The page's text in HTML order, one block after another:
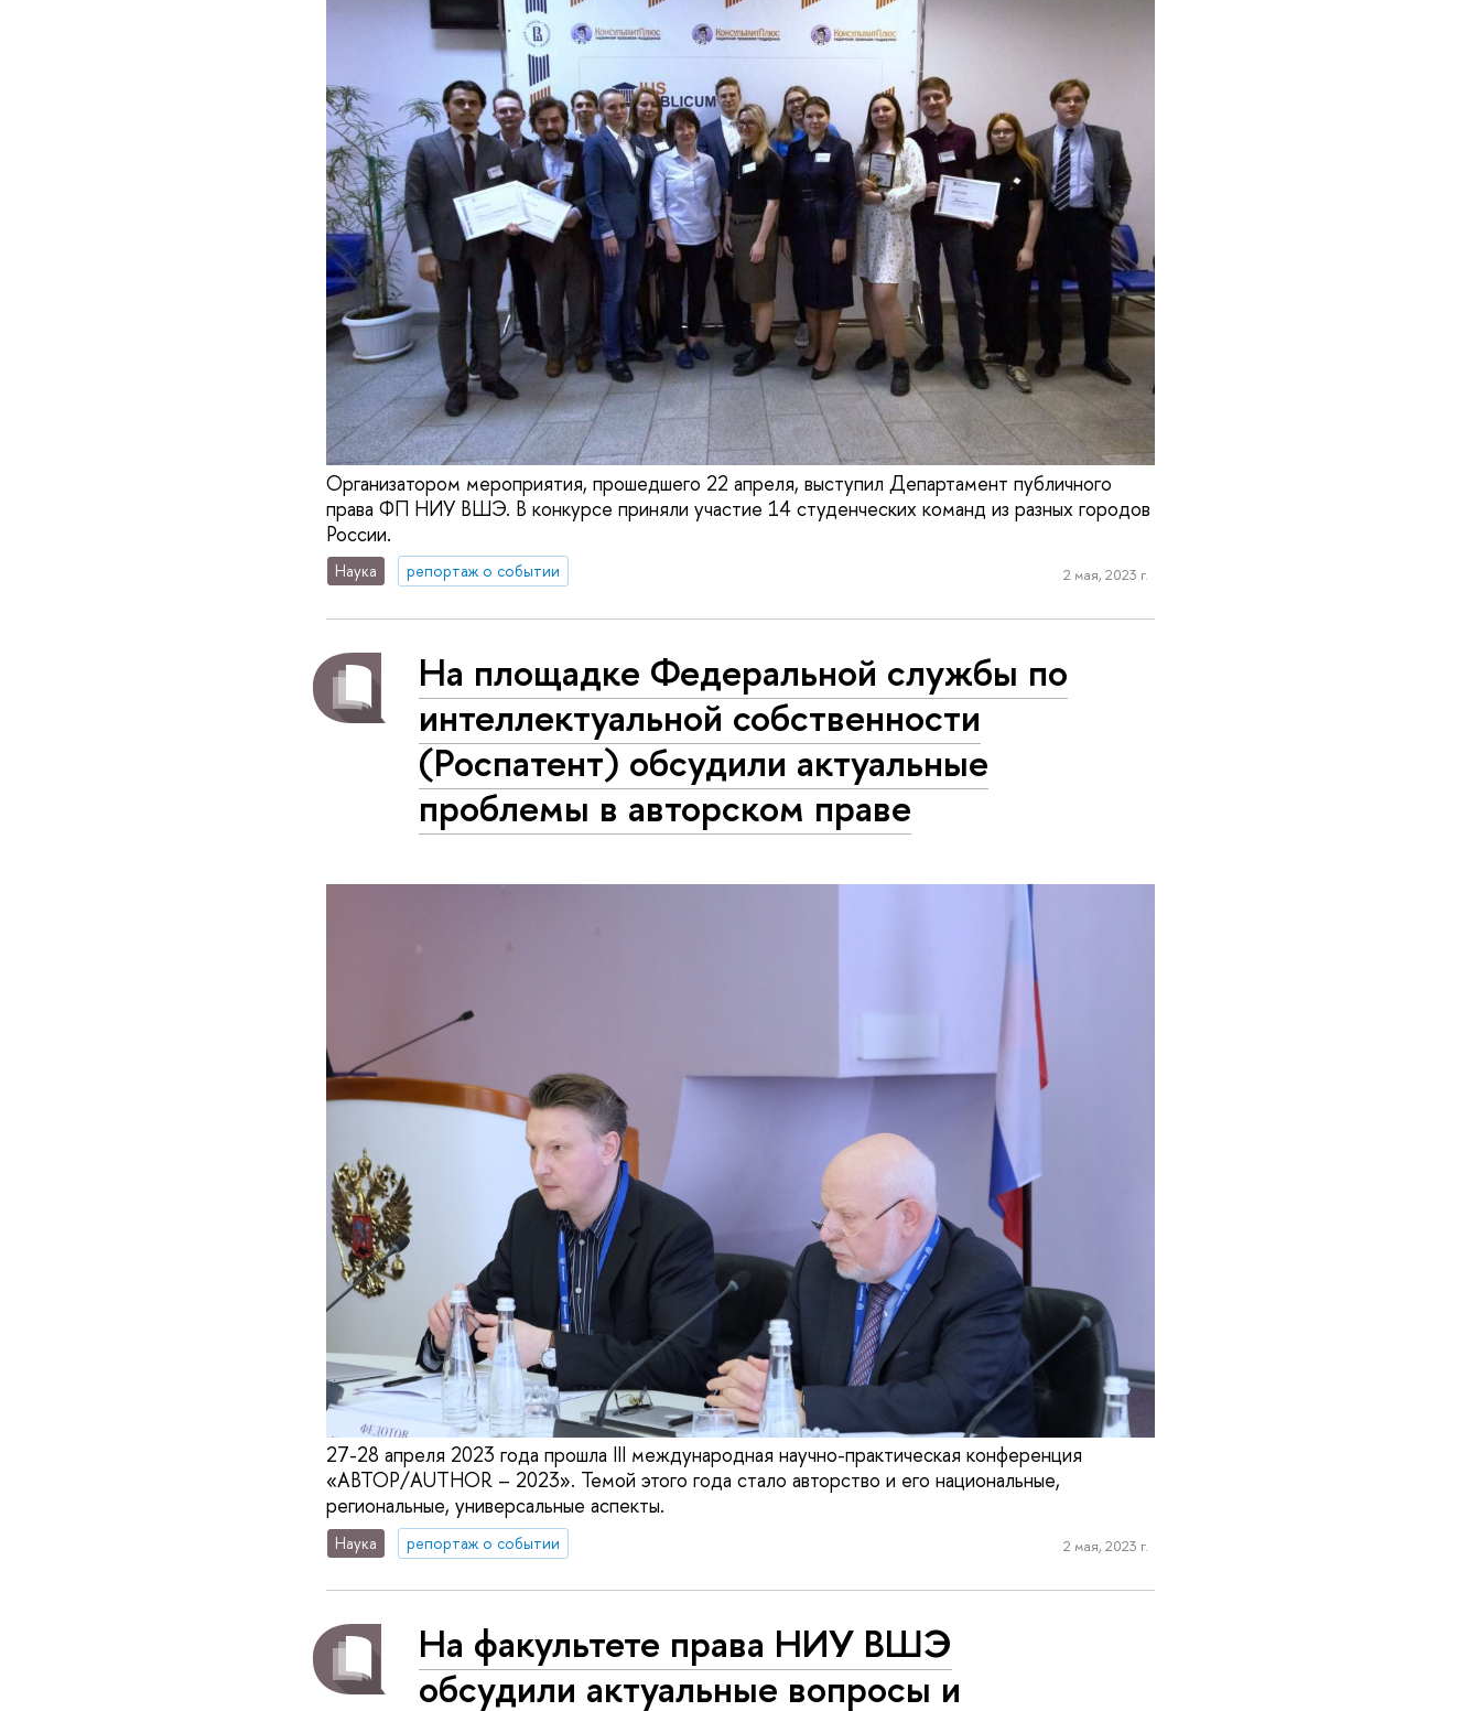
Организатором мероприятия, прошедшего 22 апреля, выступил Департамент публичного
права ФП НИУ ВШЭ. В конкурсе приняли участие 14 студенческих команд из разных городов
России.
Наука репортаж о событии 2 мая, 2023 г.
На площадке Федеральной службы по
интеллектуальной собственности
(Роспатент) обсудили актуальные
проблемы в авторском праве
27-28 апреля 2023 года прошла III международная научно-практическая конференция
«АВТОР/AUTHOR – 2023». Темой этого года стало авторство и его национальные,
региональные, универсальные аспекты.
Наука репортаж о событии 2 мая, 2023 г.
На факультете права НИУ ВШЭ
обсудили актуальные вопросы и